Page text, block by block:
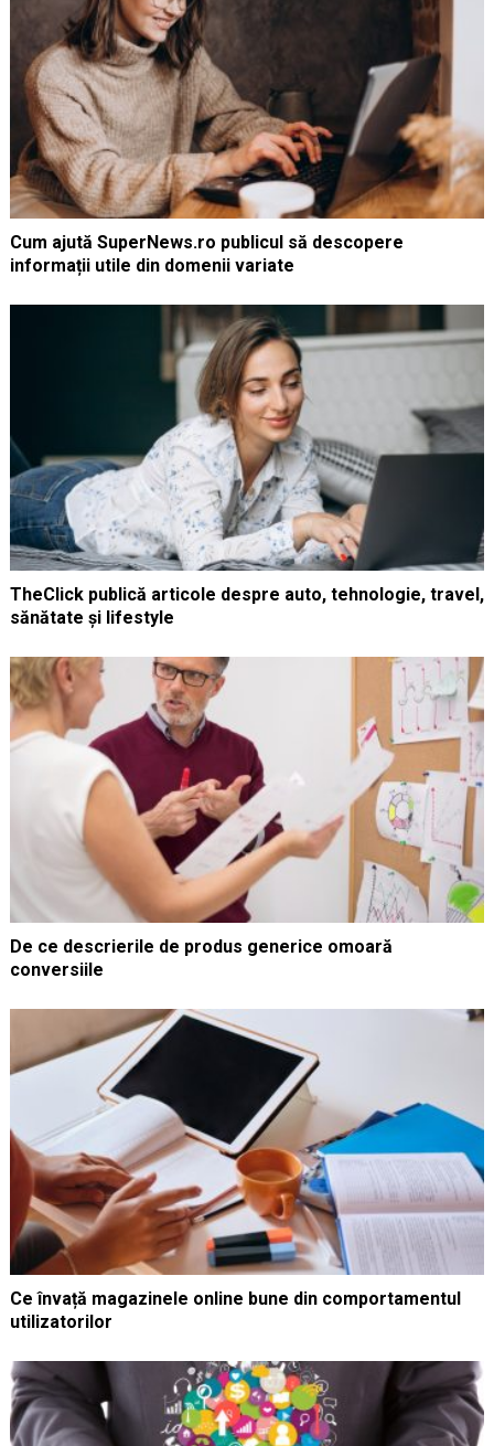
Cum ajută SuperNews.ro publicul să descopere
informații utile din domenii variate
TheClick publică articole despre auto, tehnologie, travel,
sănătate și lifestyle
De ce descrierile de produs generice omoară
conversiile
Ce învață magazinele online bune din comportamentul
utilizatorilor